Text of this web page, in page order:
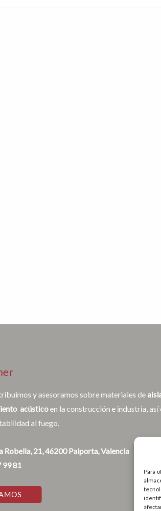
Para
y asesoramos sobre materiales de
acústicoen la construcción e industria, así
al fuego.
Robella, 21, 46200 Paiporta, Valencia
99 81